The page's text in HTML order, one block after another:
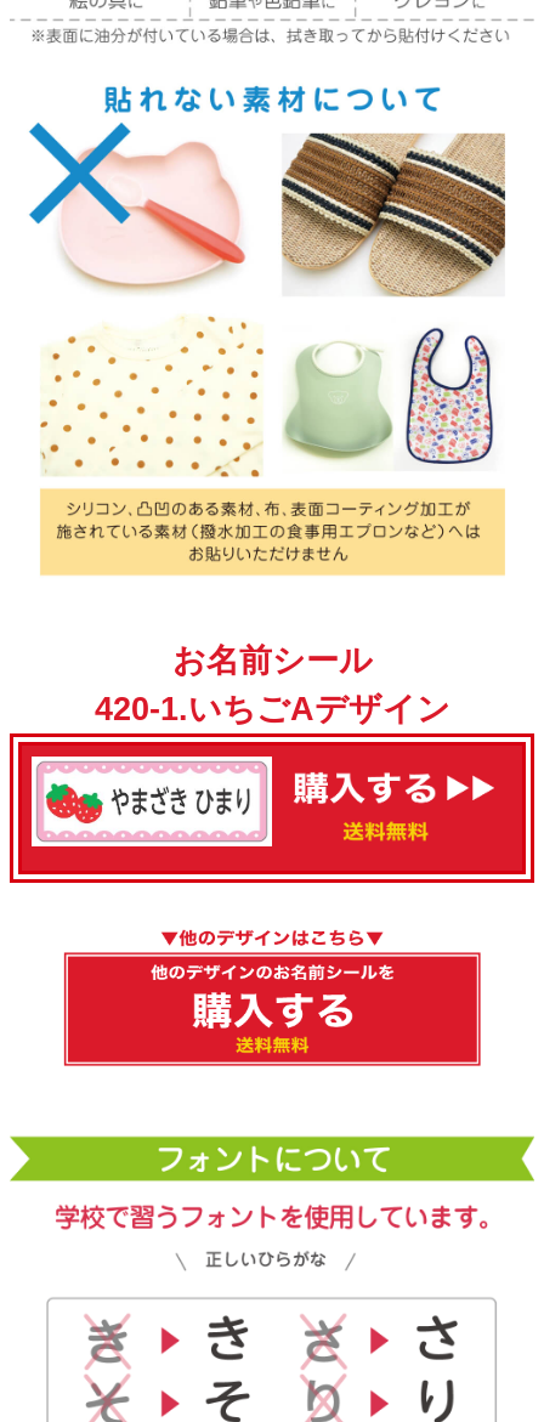
お名前シール
420-1.いちごAデザイン